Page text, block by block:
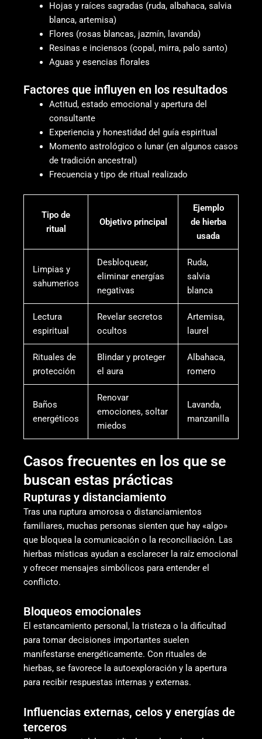
Hojas y raíces sagradas (ruda, albahaca, salvia
blanca, artemisa)
Flores (rosas blancas, jazmín, lavanda)
Resinas e inciensos (copal, mirra, palo santo)
Aguas y esencias florales
Factores que influyen en los resultados
Actitud, estado emocional y apertura del
consultante
Experiencia y honestidad del guía espiritual
Momento astrológico o lunar (en algunos casos
de tradición ancestral)
Frecuencia y tipo de ritual realizado
Tipo de
ritual
Objetivo principal
Ejemplo
de hierba
usada
Limpias y
sahumerios
Desbloquear,
eliminar energías
negativas
Ruda,
salvia
blanca
Lectura
espiritual
Revelar secretos
ocultos
Artemisa,
laurel
Rituales de
protección
Blindar y proteger
el aura
Albahaca,
romero
Baños
energéticos
Renovar
emociones, soltar
miedos
Lavanda,
manzanilla
Casos frecuentes en los que se
buscan estas prácticas
Rupturas y distanciamiento
Tras una ruptura amorosa o distanciamientos
familiares, muchas personas sienten que hay «algo»
que bloquea la comunicación o la reconciliación. Las
hierbas místicas ayudan a esclarecer la raíz emocional
y ofrecer mensajes simbólicos para entender el
conflicto.
Bloqueos emocionales
El estancamiento personal, la tristeza o la dificultad
para tomar decisiones importantes suelen
manifestarse energéticamente. Con rituales de
hierbas, se favorece la autoexploración y la apertura
para recibir respuestas internas y externas.
Influencias externas, celos y energías de
terceros